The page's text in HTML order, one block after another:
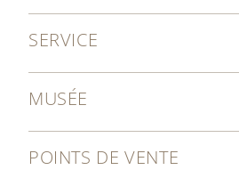
SERVICE
MUSÉE
POINTS DE VENTE